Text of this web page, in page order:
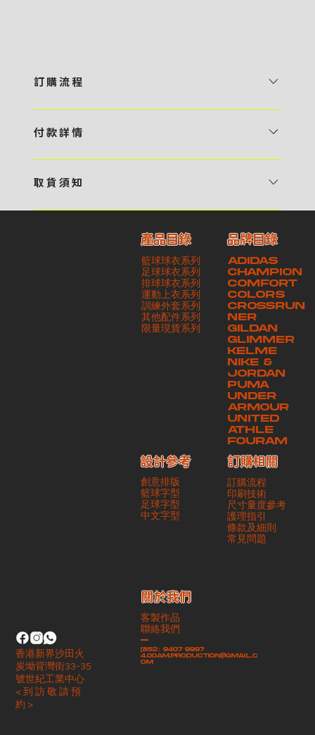
訂 購 流 程
預 約 〉，參看官網上的商品目錄和作品照片去選擇心儀的款式，同時可
報價 貴客可透過電郵方式或 WhatsApp 平台提交定製資料，4AM 團
相關價目，貴客最終確認後將獲取正式完整單據，請安排繳付貨款訂金以
啟動貨品製作 4 / 商品印製 訂金核實後，4AM 團隊將隨即開始製作 5
/ 貨品提取 商品製作完成後，4AM 團隊將聯絡貴客安排貨款餘額及提取
貨品。貴客可選擇最適合的付款方式以及取貨安排
付 款 詳 情
・ Payme ・ 現金機入數 ・ 銀行櫃檯入數 ・ ATM自動櫃員機轉帳 ・
交易單據。如貴客欲更改電郵地址，請與 4AM 團隊聯絡 - 貴客的付款
記錄可透過電郵 或 WhatsApp平台（ 請註明訂單編號 ）交予4AM 團
隊核實有關款項 - 任何轉帳或換匯交易手續費等額外費用，一概不歸屬
本公司之責任 - 貴客請於收獲本公司正式訂購單據後 3 個工作天內安排
付款。如未能按期繳付所需款項，貴客須緻交因逾期所衍生之額外行政費
取 貨 須 知
請與4AM團隊職員聯絡預約取貨時間｜​ ・ GoGoVan ｜即日完成配送
服務｜運費由貴客現金支付司機｜ ・ 順豐速運 ｜貨件運送需要多於2－
3個工作天｜到付｜​ - 貴客請於貨品可取日起之 10 個工作天內安排提取
貨品，如逾期未取，本公司將不予保存相關貨品。有關貨款訂金將不予歸
還，貴客仍須負責貨款餘額 - 貴客請於收貨時小心核對貨品數量及檢查
貨品品質 - 基於 S.F. Express / GoGoVan 等託運商為第三方服務，
本公司將保證貨品安全到達第三方手中。如第三方在運送過程中引致任何
有關貨品之遺失、損毀、誤投或運送延誤，本公司一律不負責
產品目錄
籃球球衣系列
足球球衣系列
排球球衣系列
運動上衣系列
訓練外套系列
其他配件系列
​限量現貨系列
ADIDAS
CHAMPION
COMFORT
COLORS
CROSSRUN
NER
GILDAN
GLIMMER
KELME
NIKE &
JORDAN
PUMA
UNDER
ARMOUR
UNITED
ATHLE
FOURAM
品牌目錄
創意排版
籃球字型
足球字型
​中文字型
設計參考
訂購流程
印刷技術
尺寸量度參考
護理指引
條款及細則
​常見問題
訂購相關
客製作品
聯絡我們
-
(852）9407 9997
4.00am.production@gmail.c
om
​關於我們
香港新界沙田火
炭坳背灣街33-35
號世紀工業中心
< 到 訪 敬 請 預
約 >